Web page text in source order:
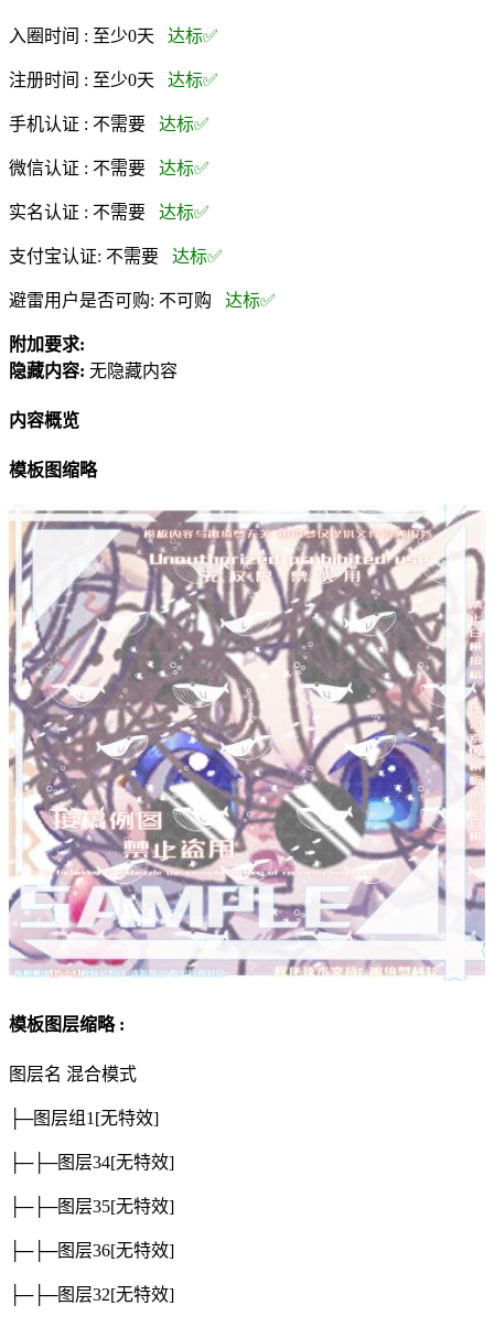
入圈时间 : 至少0天 达标✅
注册时间 : 至少0天 达标✅
手机认证 : 不需要 达标✅
微信认证 : 不需要 达标✅
实名认证 : 不需要 达标✅
支付宝认证: 不需要 达标✅
避雷用户是否可购: 不可购 达标✅
附加要求:
隐藏内容: 无隐藏内容
内容概览
模板图缩略
模板图层缩略 :
图层名 混合模式
├─图层组1 [无特效]
├─├─图层34[无特效]
├─├─图层35[无特效]
├─├─图层36[无特效]
├─├─图层32[无特效]